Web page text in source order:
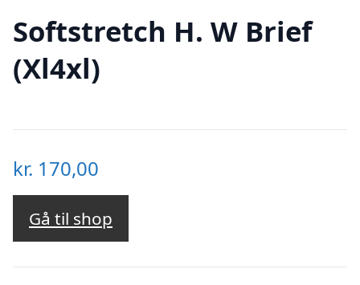
Softstretch H. W Brief
(Xl4xl)
kr. 170,00
Gå til shop